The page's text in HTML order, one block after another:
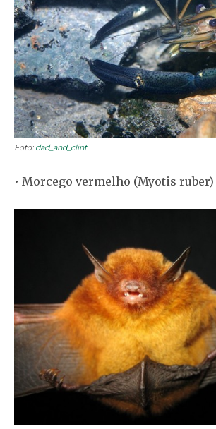
Foto: dad_and_clint
• Morcego vermelho (Myotis ruber)